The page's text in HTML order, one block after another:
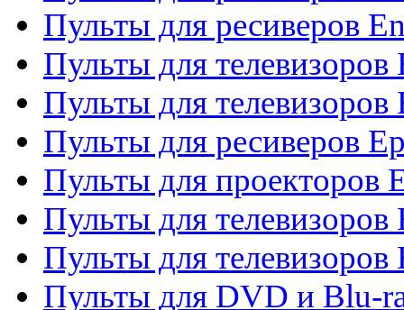
Пульты для ресиверов
Пульты для телевизоров
Пульты для телевизоров
Пульты для ресиверов
Пульты для проекторов
Пульты для телевизоров
Пульты для телевизоров
Пульты для DVD и Blu-